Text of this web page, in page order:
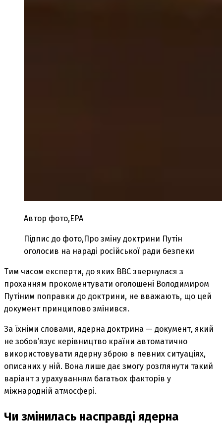
Автор фото,EPA
Підпис до фото,Про зміну доктрини Путін
оголосив на нараді російської ради безпеки
Тим часом експерти, до яких ВВС звернулася з
проханням прокоментувати оголошені Володимиром
Путіним поправки до доктрини, не вважають, що цей
документ принципово змінився.
За їхніми словами, ядерна доктрина — документ, який
не зобов’язує керівництво країни автоматично
використовувати ядерну зброю в певних ситуаціях,
описаних у ній. Вона лише дає змогу розглянути такий
варіант з урахуванням багатьох факторів у
міжнародній атмосфері.
Чи змінилась насправді ядерна